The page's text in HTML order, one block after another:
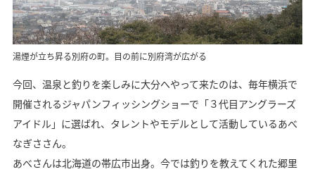
湯煙が立ち昇る別府の町。目の前に別府湾が広がる
今回、温泉と釣りを楽しみに大分へやって来たのは、毎年横浜で
開催されるジャパンフィッシングショーで「３代目アングラーズ
アイドル」に選ばれ、タレントやモデルとして活動しているあべ
なぎささん。
あべさんは北海道の帯広市出身。今では釣りを教えてくれた郷里